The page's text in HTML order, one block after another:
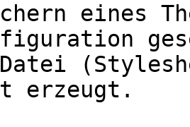
eines
Datei
erzeugt.